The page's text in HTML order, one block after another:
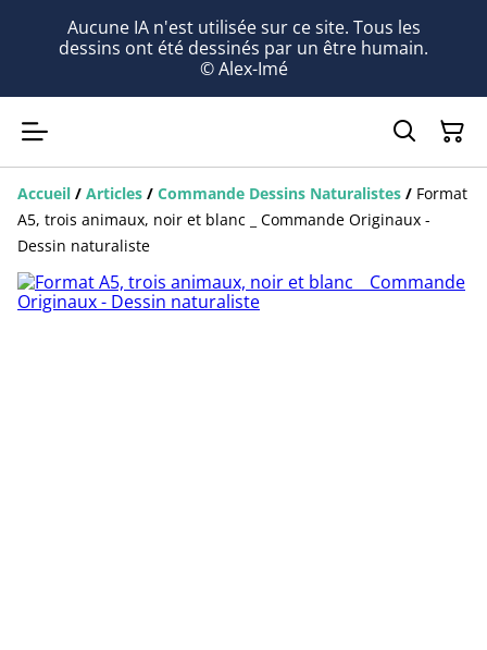
Aucune IA n'est utilisée sur ce site. Tous les
dessins ont été dessinés par un être humain.
© Alex-Imé
Accueil / Articles / Commande Dessins Naturalistes / Format
A5, trois animaux, noir et blanc _ Commande Originaux -
Dessin naturaliste